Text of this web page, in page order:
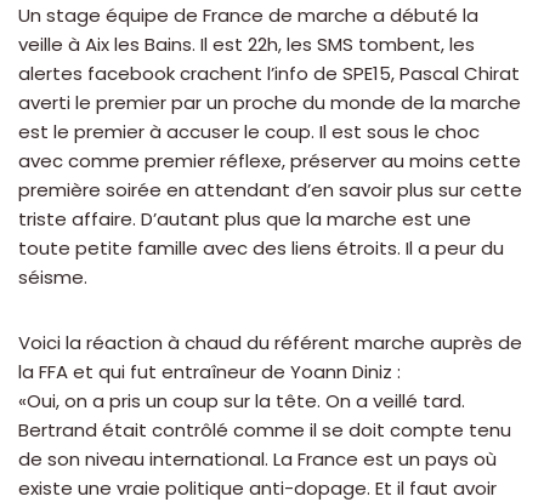
Un stage équipe de France de marche a débuté la
veille à Aix les Bains. Il est 22h, les SMS tombent, les
alertes facebook crachent l’info de SPE15, Pascal Chirat
averti le premier par un proche du monde de la marche
est le premier à accuser le coup. Il est sous le choc
avec comme premier réflexe, préserver au moins cette
première soirée en attendant d’en savoir plus sur cette
triste affaire. D’autant plus que la marche est une
toute petite famille avec des liens étroits. Il a peur du
séisme.
Voici la réaction à chaud du référent marche auprès de
la FFA et qui fut entraîneur de Yoann Diniz :
«Oui, on a pris un coup sur la tête. On a veillé tard.
Bertrand était contrôlé comme il se doit compte tenu
de son niveau international. La France est un pays où
existe une vraie politique anti-dopage. Et il faut avoir